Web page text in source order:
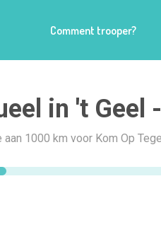
Comment trooper?
in 't Geel
aan 1000 km voor Kom Op